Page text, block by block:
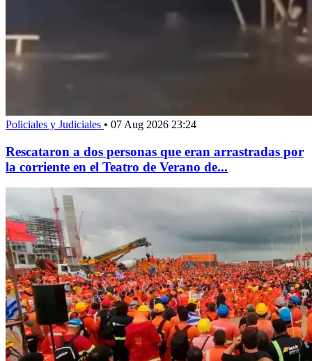
Policiales y Judiciales • 07 Aug 2026 23:24
Rescataron a dos personas que eran arrastradas por
la corriente en el Teatro de Verano de...